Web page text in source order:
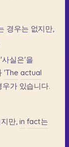
경우는 없지만,
'사실은'을
'The actual
우가 있습니다.
만, in fact는